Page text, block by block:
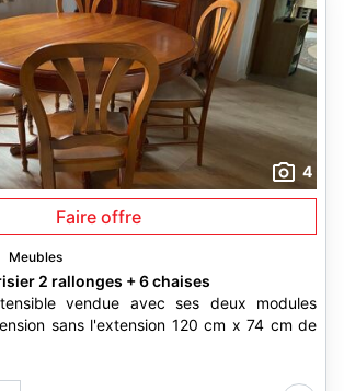
4
Faire offre
Meubles
2 rallonges + 6 chaises
vendue avec ses deux modules
sans l'extension 120 cm x 74 cm de